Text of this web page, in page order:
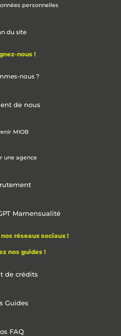
personnelles
du site
nous !
nous ?
de nous
MIOB
une agence
Mamensualité
réseaux sociaux !
nos guides !
de crédits
Guides
FAQ